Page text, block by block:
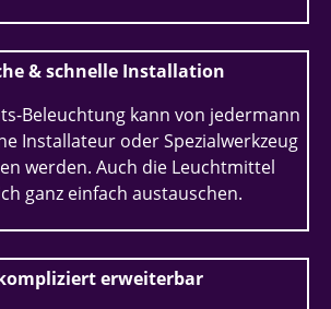
& schnelle Installation
Beleuchtung kann von jedermann
Installateur oder Spezialwerkzeug
werden. Auch die Leuchtmittel
ganz einfach austauschen.
erweiterbar